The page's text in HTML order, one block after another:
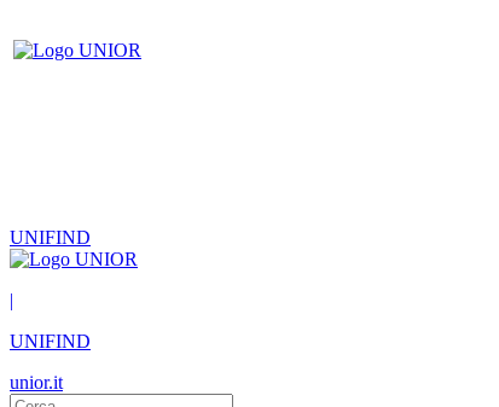
UNIFIND
|
UNIFIND
unior.it